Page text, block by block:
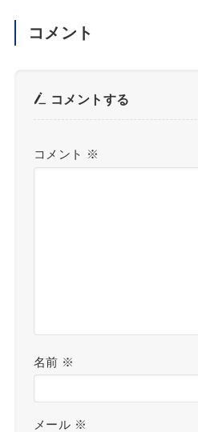
コメント
コメントする
コメント ※
名前 ※
メール ※